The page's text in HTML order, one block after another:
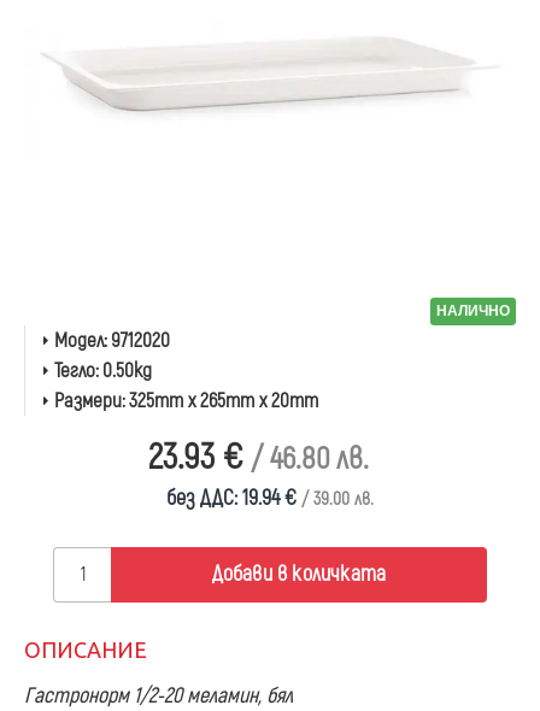
НАЛИЧНО
23.93 € / 46.80 лв.
без ДДС: 19.94 € / 39.00 лв.
Модел:9712020
Тегло:0.50kg
Размери:325mm x 265mm x 20mm
Добави в количката
ОПИСАНИЕ
Гастронорм 1/2-20 меламин, бял